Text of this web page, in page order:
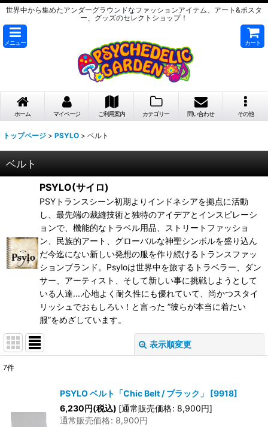
世界中から集めたアンダーグラウンドなファッションアイテム、アート&ポスタ
ー、グッズのセレクトショップ！
メニュー カート
ホーム マイページ ご利用案内 カテゴリー 問い合わせ その他
トップページ > PSYLO > ベルト
ベルト
PSYLO(サイロ)
PSYトランスシーン初期よりインドネシアを拠点に活動
し、最先端の裁縫技術と独特のアイデアとインスピレーシ
ョンで、機能的なトラベル用品、ストリートファッショ
ン、民族的アート、グローバルな神聖シンボルを盛り込ん
だ今迄にない新しい発想の服を作り続けるトランスファッ
ションブランド。Psyloは世界中を旅するトラベラー、ダン
サー、アーティスト、そして新しい事に挑戦しようとして
いる人達....心地よく耐久性にも優れていて、尚かつスタイ
リッシュでおもしろい！と言った ”彼らが本当に着たい
服”をめざしています。
表示順変更
7件
PSYLO ベルト「Chic Belt / ブラック」 [9918]
6,230円(税込) [通常販売価格: 8,900円]
通常販売価格: 8,900円